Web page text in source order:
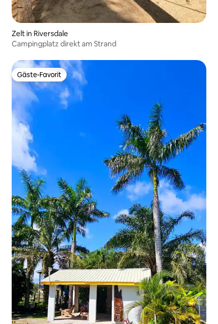
Zelt in Riversdale
Campingplatz direkt am Strand
Gäste-Favorit
Gäste-Favorit